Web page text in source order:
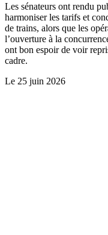
Les sénateurs ont rendu
harmoniser les tarifs et
de trains, alors que les
l’ouverture à la
ont bon espoir de voir
cadre.
Le 25 juin 2026